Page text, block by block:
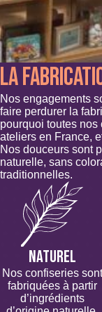
LA
Nos engagements
faire perdurer la
pourquoi toutes
ateliers en France,
Nos douceurs sont
naturelle, sans
traditionnelles.
Naturel
Nos confiseries sont
fabriquées à partir
d’ingrédients